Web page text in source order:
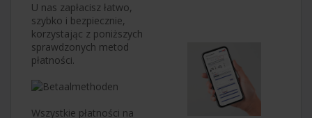
U nas zapłacisz łatwo,
szybko i bezpiecznie,
korzystając z poniższych
sprawdzonych metod
płatności.
Wszystkie płatności na